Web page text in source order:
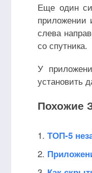
Еще один
приложении
слева
со спутника.
У
установить
Похожие
ТОП-5